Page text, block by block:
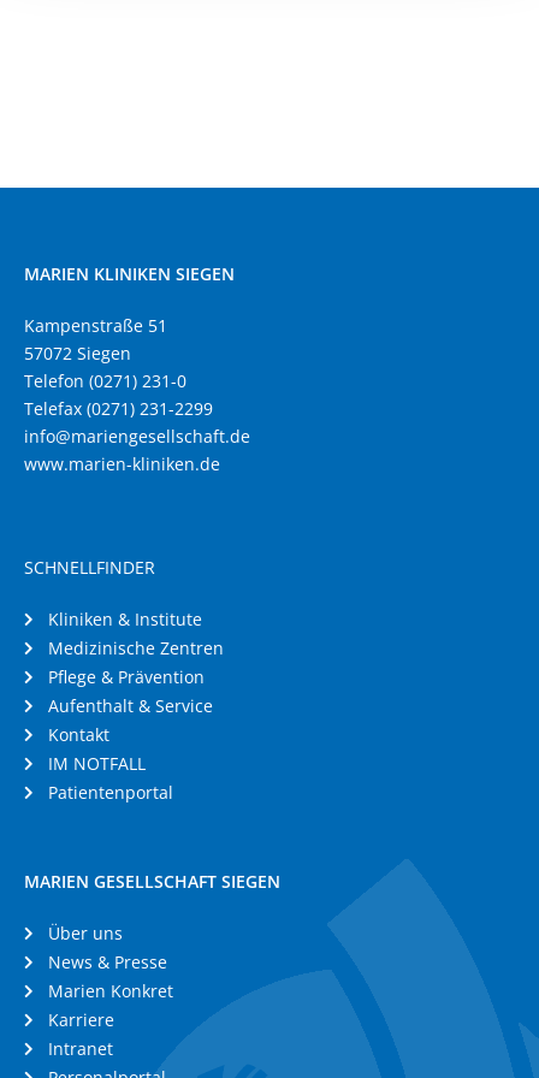
MARIEN KLINIKEN SIEGEN
Kampenstraße 51
57072 Siegen
Telefon (0271) 231-0
Telefax (0271) 231-2299
info@mariengesellschaft.de
www.marien-kliniken.de
SCHNELLFINDER
Kliniken & Institute
Medizinische Zentren
Pflege & Prävention
Aufenthalt & Service
Kontakt
IM NOTFALL
Patientenportal
MARIEN GESELLSCHAFT SIEGEN
Über uns
News & Presse
Marien Konkret
Karriere
Intranet